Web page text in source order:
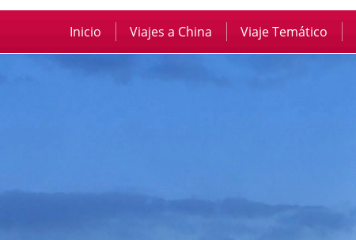
Inicio Viajes a China Viaje Temático